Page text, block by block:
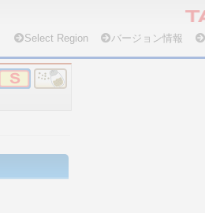
Select Region バージョン情報